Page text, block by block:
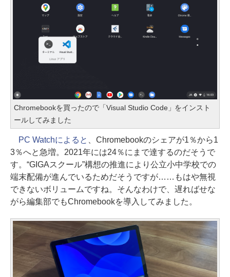
Chromebookを買ったので「Visual Studio Code」をインスト
ールしてみました
PC Watchによると
、Chromebookのシェアが1％から1
3％へと急増。2021年には24％にまで達するのだそうで
す。“GIGAスクール”構想の推進により公立小中学校での
端末配備が進んでいるためだそうですが……もはや無視
できないボリュームですね。そんなわけで、遅ればせな
がら編集部でもChromebookを導入してみました。